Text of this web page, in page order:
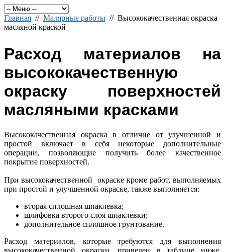
Главная // Малярные работы // Высококачественная окраска
масляной краской
Расход материалов на
высококачественную
окраску поверхностей
масляными красками
Высококачественная окраска в отличие от улучшенной и
простой включает в себя некоторые дополнительные
операции, позволяющие получить более качественное
покрытие поверхностей.
При высококачественной окраске кроме работ, выполняемых
при простой и улучшенной окраске, также выполняется:
вторая сплошная шпаклевка;
шлифовка второго слоя шпаклевки;
дополнительное сплошное грунтование.
Расход материалов, которые требуются для выполнения
высококачественной окраски, приведен в таблице ниже.